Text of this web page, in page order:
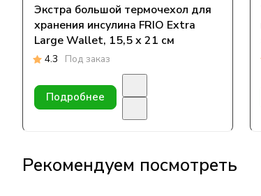
Экстра большой термочехол для
хранения инсулина FRIO Extra
Large Wallet, 15,5 х 21 см
4.3 Под заказ
Подробнее
Рекомендуем посмотреть